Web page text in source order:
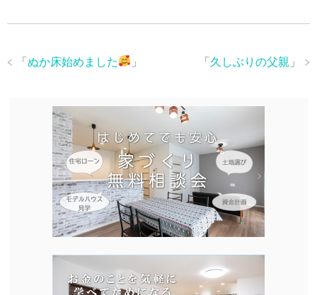
「 久しぶりの父親 」
「 ぬか床始めました 」